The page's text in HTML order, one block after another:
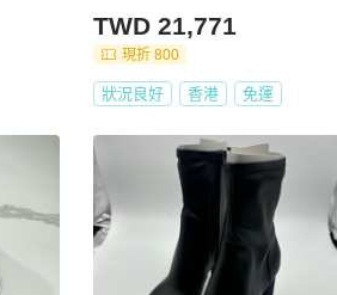
TWD 21,771
現折 800
狀況良好 香港 免運